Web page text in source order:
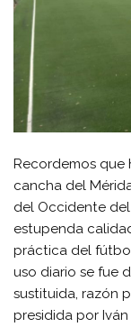
Recordemos que
cancha del
del Occidente
estupenda
práctica del
uso diario se fue
sustituida, razón
presidida por